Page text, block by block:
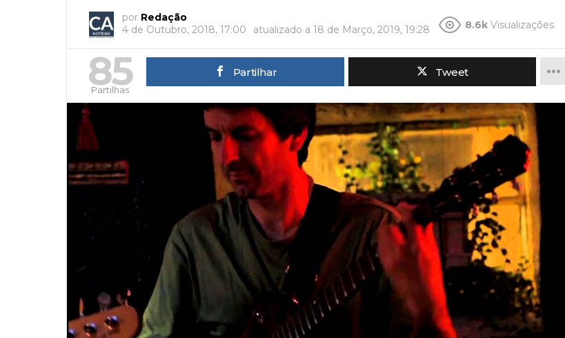
por Redação
4 de Outubro, 2018, 17:00
atualizado a 18 de Março, 2019, 19:28 8.6k Visualizações
85
Partilhas
Partilhar Tweet